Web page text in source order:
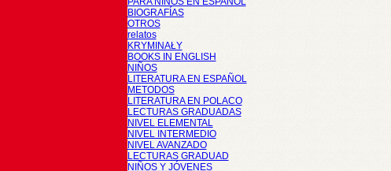
BIOGRAFÍAS
OTROS
relatos
KRYMINAŁY
BOOKS IN ENGLISH
NIÑOS
LITERATURA EN ESPAÑOL
METODOS
LITERATURA EN POLACO
LECTURAS GRADUADAS
NIVEL ELEMENTAL
NIVEL INTERMEDIO
NIVEL AVANZADO
LECTURAS GRADUAD
NIÑOS Y JÓVENES